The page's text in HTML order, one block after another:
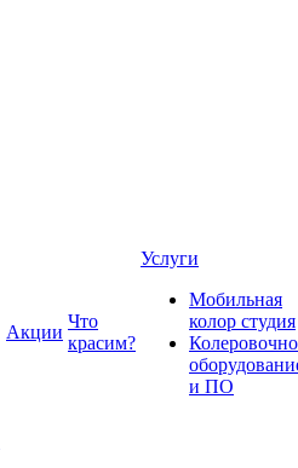
Акции
Что
красим?
Услуги
Мобильная
колор студия
и ПО